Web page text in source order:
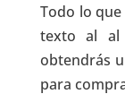
Todo lo
texto al al
obtendrás
para